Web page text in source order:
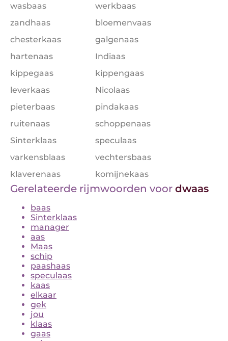
wasbaas
werkbaas
zandhaas
bloemenvaas
chesterkaas
galgenaas
hartenaas
Indiaas
kippegaas
kippengaas
leverkaas
Nicolaas
pieterbaas
pindakaas
ruitenaas
schoppenaas
Sinterklaas
speculaas
varkensblaas
vechtersbaas
klaverenaas
komijnekaas
Gerelateerde rijmwoorden voor dwaas
baas
Sinterklaas
manager
aas
Maas
schip
paashaas
speculaas
kaas
elkaar
gek
jou
klaas
gaas